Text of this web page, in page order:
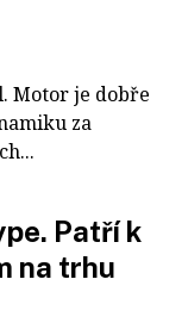
Motor je dobře
za
Patří k
na trhu